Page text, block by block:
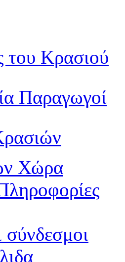
του Κρασιού
Παραγωγοί
Χώρα
σύνδεσμοι